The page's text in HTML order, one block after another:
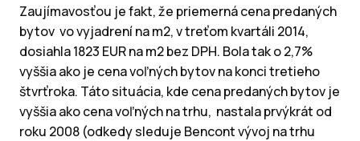
Zaujímavosťou je fakt, že priemerná cena predaných
bytov vo vyjadrení na m2, v treťom kvartáli 2014,
dosiahla 1823 EUR na m2 bez DPH. Bola tak o 2,7%
vyššia ako je cena voľných bytov na konci tretieho
štvrťroka. Táto situácia, kde cena predaných bytov je
vyššia ako cena voľných na trhu, nastala prvýkrát od
roku 2008 (odkedy sleduje Bencont vývoj na trhu